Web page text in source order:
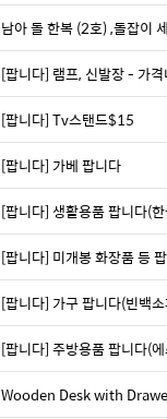
남아 돌 한복 (2호) ,돌잡이
[팝니다] 램프, 신발장 - 가격
[팝니다] Tv스탠드$15
[팝니다] 가베 팝니다
[팝니다] 생활용품 팝니다(
[팝니다] 미개봉 화장품 등
[팝니다] 가구 팝니다(빈백
[팝니다] 주방용품 팝니다(
Wooden Desk with